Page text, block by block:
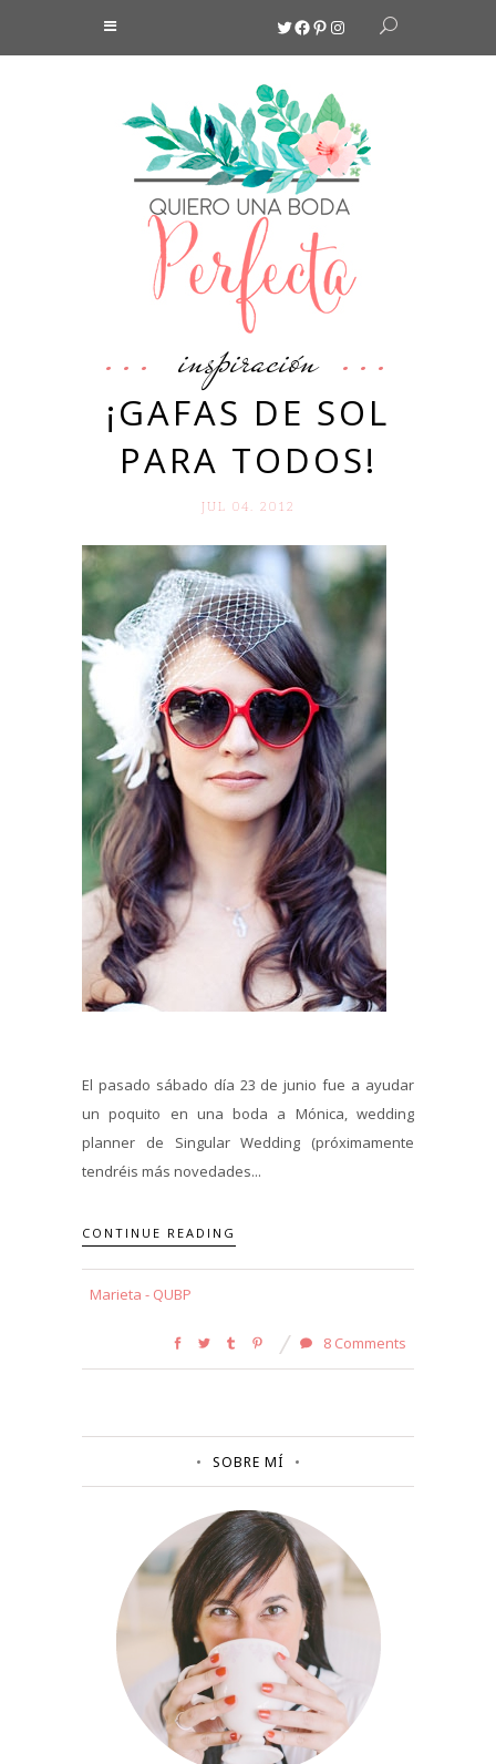
Twitter
Facebook
Pinterest
Instagram
inspiración
¡GAFAS DE SOL
PARA TODOS!
JUL 04. 2012
El pasado sábado día 23 de junio fue a ayudar
un poquito en una boda a Mónica, wedding
planner de Singular Wedding (próximamente
tendréis más novedades...
CONTINUE READING
Marieta - QUBP
8 Comments
SOBRE MÍ